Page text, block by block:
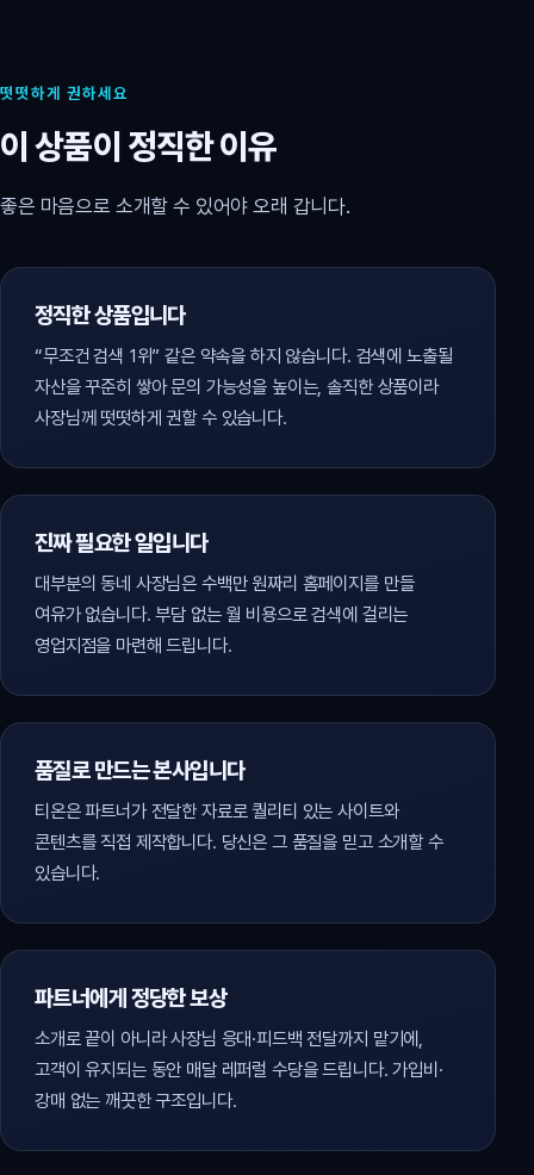
떳떳하게 권하세요
이 상품이 정직한 이유
좋은 마음으로 소개할 수 있어야 오래 갑니다.
정직한 상품입니다
“무조건 검색 1위” 같은 약속을 하지 않습니다. 검색에 노출될
자산을 꾸준히 쌓아 문의 가능성을 높이는, 솔직한 상품이라
사장님께 떳떳하게 권할 수 있습니다.
진짜 필요한 일입니다
대부분의 동네 사장님은 수백만 원짜리 홈페이지를 만들
여유가 없습니다. 부담 없는 월 비용으로 검색에 걸리는
영업지점을 마련해 드립니다.
품질로 만드는 본사입니다
티온은 파트너가 전달한 자료로 퀄리티 있는 사이트와
콘텐츠를 직접 제작합니다. 당신은 그 품질을 믿고 소개할 수
있습니다.
파트너에게 정당한 보상
소개로 끝이 아니라 사장님 응대·피드백 전달까지 맡기에,
고객이 유지되는 동안 매달 레퍼럴 수당을 드립니다. 가입비·
강매 없는 깨끗한 구조입니다.